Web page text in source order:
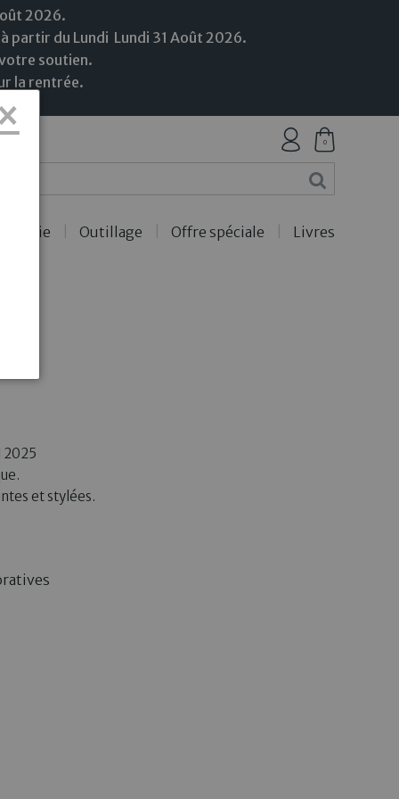
2026.
partir du Lundi Lundi 31 Août 2026.
soutien.
la rentrée.
0
Outillage Offre spéciale Livres
2025
et stylées.
×